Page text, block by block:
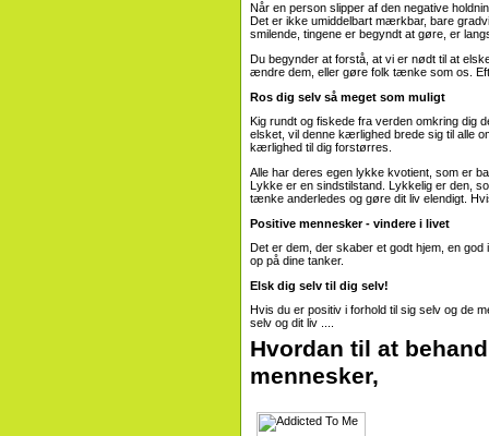
Når en person slipper af den negative
Det er ikke umiddelbart mærkbar, bare
smilende, tingene er begyndt at gøre, er
Du begynder at forstå, at vi er nødt til at
ændre dem, eller gøre folk tænke som os.
Ros dig selv så meget som muligt
Kig rundt og fiskede fra verden omkring dig
elsket, vil denne kærlighed brede sig til alle
kærlighed til dig forstørres.
Alle har deres egen lykke kvotient, som er
Lykke er en sindstilstand. Lykkelig er den,
tænke anderledes og gøre dit liv elendigt.
Positive mennesker - vindere i livet
Det er dem, der skaber et godt hjem, en
op på dine tanker.
Elsk dig selv til dig selv!
Hvis du er positiv i forhold til sig selv og de
selv og dit liv ....
Hvordan til at
mennesker,